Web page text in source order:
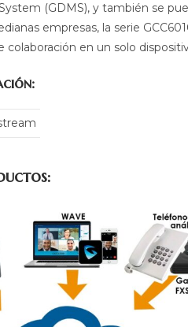
(GDMS), y también se
empresas, la serie
colaboración en un solo